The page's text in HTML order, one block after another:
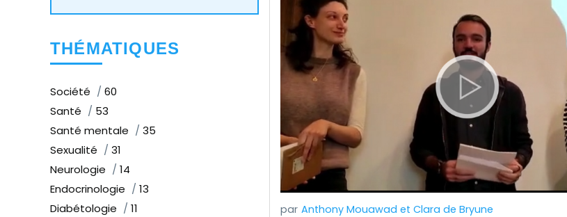
THÉMATIQUES
Société
60
Santé
53
Santé mentale
35
Sexualité
31
Neurologie
14
Endocrinologie
13
Diabétologie
11
Anthony Mouawad et Clara de Bryune